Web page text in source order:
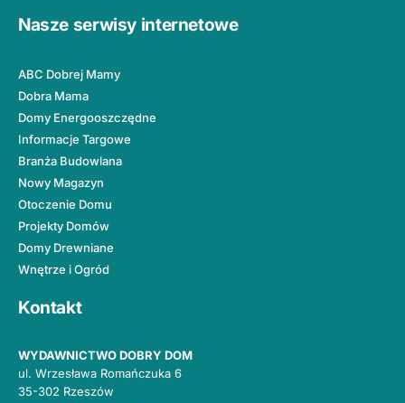
Nasze serwisy internetowe
ABC Dobrej Mamy
Dobra Mama
Domy Energooszczędne
Informacje Targowe
Branża Budowlana
Nowy Magazyn
Otoczenie Domu
Projekty Domów
Domy Drewniane
Wnętrze i Ogród
Kontakt
WYDAWNICTWO DOBRY DOM
ul. Wrzesława Romańczuka 6
35-302 Rzeszów